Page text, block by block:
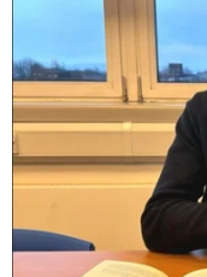
đăng ký doanh
biểu hiện tiêu
giải quyết thủ tục.
Các đơn vị, địa
nhanh công tác
sách của thành
trung tháo gỡ